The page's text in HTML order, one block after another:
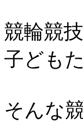
競輪競
子ども
そんな